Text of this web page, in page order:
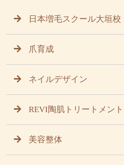
日本増毛スクール大垣校
爪育成
ネイルデザイン
REVI陶肌トリートメント
美容整体